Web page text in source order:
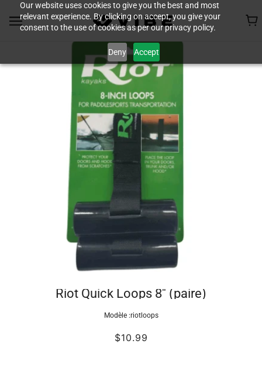
Our website uses cookies to give you the best and most
relevant experience. By clicking on accept, you give your
consent to the use of cookies as per our privacy policy.
Deny Accept
Riot Quick Loops 8'' (paire)
Modèle :riotloops
$10.99